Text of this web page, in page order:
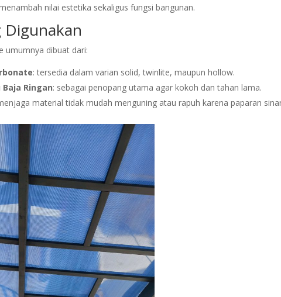
nilai estetika sekaligus fungsi bangunan.
Digunakan
umumnya dibuat dari:
: tersedia dalam varian solid, twinlite, maupun hollow.
Ringan: sebagai penopang utama agar kokoh dan tahan lama.
material tidak mudah menguning atau rapuh karena paparan